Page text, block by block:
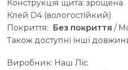
Конструкція щита: зрощена
Клей D4 (вологостійкий)
Покриття: Без покриття /
Також доступні інші
Виробник: Наш Ліс